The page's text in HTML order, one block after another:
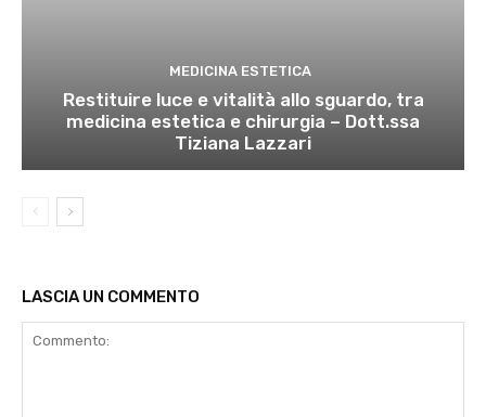
MEDICINA ESTETICA
Restituire luce e vitalità allo sguardo, tra
medicina estetica e chirurgia – Dott.ssa
Tiziana Lazzari
LASCIA UN COMMENTO